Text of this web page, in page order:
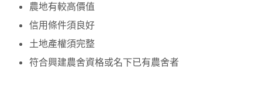
農地有較高價值
信用條件須良好
土地產權須完整
符合興建農舍資格或名下已有農舍者